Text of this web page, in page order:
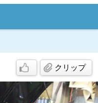
クリップ